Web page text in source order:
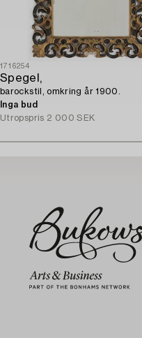
1716254
Spegel,
barockstil, omkring år 1900.
Inga bud
Utropspris 2 000 SEK